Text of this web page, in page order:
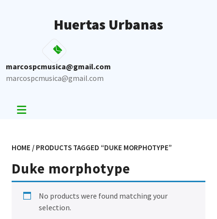
Huertas Urbanas
marcospcmusica@gmail.com
marcospcmusica@gmail.com
HOME / PRODUCTS TAGGED “DUKE MORPHOTYPE”
Duke morphotype
No products were found matching your
selection.